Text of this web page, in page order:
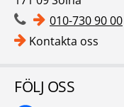
010-730 90 00
Kontakta oss
FÖLJ OSS